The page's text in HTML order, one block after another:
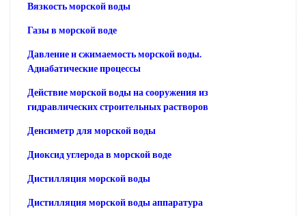
Вязкость морской воды
Газы в морской воде
Давление и сжимаемость морской воды.
Адиабатические процессы
Действие морской воды на сооружения из
гидравлических строительных растворов
Денсиметр для морской воды
Диоксид углерода в морской воде
Дистилляция морской воды
Дистилляция морской воды аппаратура